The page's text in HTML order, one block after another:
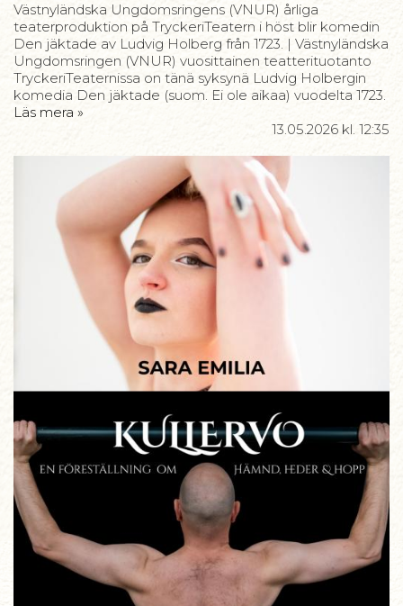
Västnyländska Ungdomsringens (VNUR) årliga
teaterproduktion på TryckeriTeatern i höst blir komedin
Den jäktade av Ludvig Holberg från 1723. | Västnyländska
Ungdomsringen (VNUR) vuosittainen teatterituotanto
TryckeriTeaternissa on tänä syksynä Ludvig Holbergin
komedia Den jäktade (suom. Ei ole aikaa) vuodelta 1723.
Läs mera »
13.05.2026 kl. 12:35